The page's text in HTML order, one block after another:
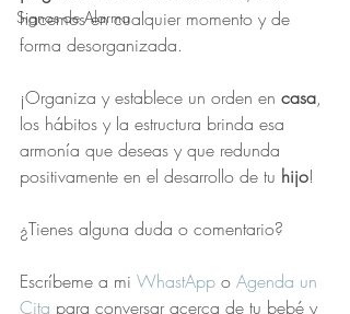
Signos de Alarma
hacemos en cualquier momento y de
forma desorganizada.
¡Organiza y establece un orden en casa,
los hábitos y la estructura brinda esa
armonía que deseas y que redunda
positivamente en el desarrollo de tu hijo!
¿Tienes alguna duda o comentario?
Escríbeme a mi WhastApp o Agenda un
Cita para conversar acerca de tu bebé y